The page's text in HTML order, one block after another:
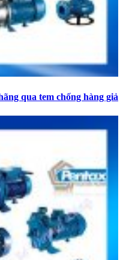
qua tem chống hàng giả